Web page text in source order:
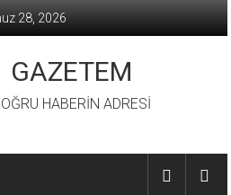
28, 2026
GAZETEM
HABERİN ADRESİ